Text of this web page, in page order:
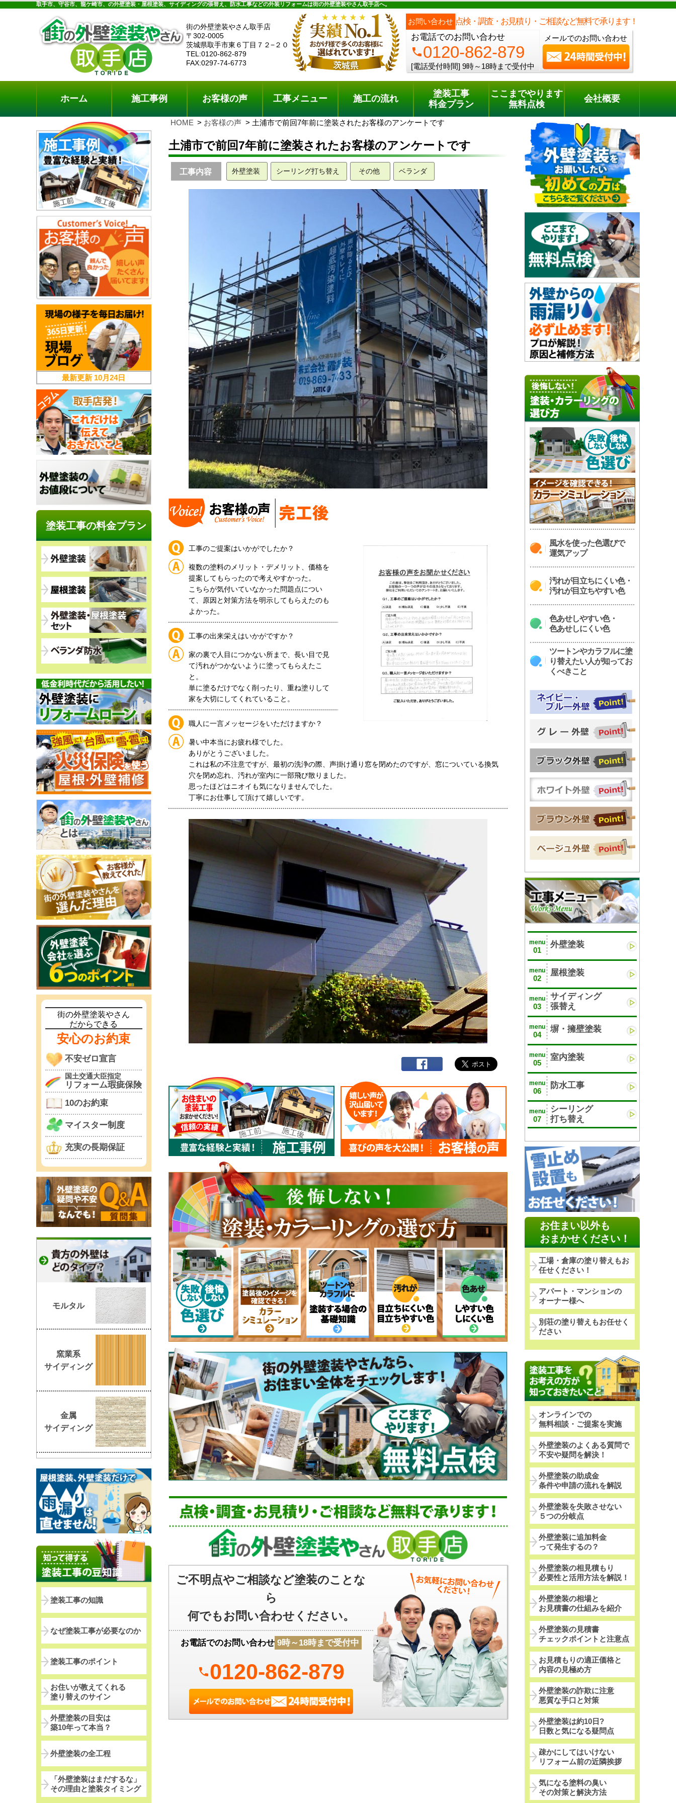
取手市、守谷市、龍ケ崎市、の外壁塗装・屋根塗装、サイディングの張替え、防水工事などの外装リフォームは街の外壁塗装やさん取手店へ。
街の外壁塗装やさん取手店
〒302-0005
茨城県取手市東６丁目７２−２０
TEL:0120-862-879
FAX:0297-74-6773
お問い合わせ 点検・調査・お見積り・ご相談など無料で承ります！
お電話でのお問い合わせ
phone0120-862-879
[電話受付時間] 9時～18時まで受付中
メールでのお問い合わせ
料金プラン 無料点検
電話でのご相談 [9時～18時まで受付中]
phone0120-862-879
ホーム 施工事例 お客様の声 工事メニュー 施工の流れ
塗装工事
料金プラン
ここまでやります
無料点検
会社概要
HOME お客様の声 土浦市で前回7年前に塗装されたお客様のアンケートです
土浦市で前回7年前に塗装されたお客様のアンケートです
工事内容 外壁塗装 シーリング打ち替え その他 ベランダ
工事のご提案はいかがでしたか？
複数の塗料のメリット・デメリット、価格を
提案してもらったので考えやすかった。
こちらが気付いていなかった問題点につい
て、原因と対策方法を明示してもらえたのも
よかった。
工事の出来栄えはいかがですか？
家の裏で人目につかない所まで、長い目で見
て汚れがつかないように塗ってもらえたこ
と。
単に塗るだけでなく削ったり、重ね塗りして
家を大切にしてくれていること。
職人に一言メッセージをいただけますか？
暑い中本当にお疲れ様でした。
ありがとうございました。
これは私の不注意ですが、最初の洗浄の際、声掛け通り窓を閉めたのですが、窓についている換気
穴を閉め忘れ、汚れが室内に一部飛び散りました。
思ったほどはニオイも気になりませんでした。
丁寧にお仕事して頂けて嬉しいです。
ご不明点やご相談など塗装のことな
ら
何でもお問い合わせください。
お電話でのお問い合わせ 9時～18時まで受付中
phone0120-862-879
風水を使った色選びで
運気アップ
汚れが目立ちにくい色・
汚れが目立ちやすい色
色あせしやすい色・
色あせしにくい色
ツートンやカラフルに塗
り替えたい人が知ってお
くべきこと
menu
01
外壁塗装
menu
02
屋根塗装
menu
03
サイディング
張替え
menu
04
塀・擁壁塗装
menu
05
室内塗装
menu
06
防水工事
menu
07
シーリング
打ち替え
お住まい以外も
おまかせください！
工場・倉庫の塗り替えもお
任せください！
アパート・マンションの
オーナー様へ
別荘の塗り替えもお任せく
ださい
オンラインでの
無料相談・ご提案を実施
外壁塗装のよくある質問で
不安や疑問を解決！
外壁塗装の助成金
条件や申請の流れを解説
外壁塗装を失敗させない
５つの分岐点
外壁塗装に追加料金
って発生するの？
外壁塗装の相見積もり
必要性と活用方法を解説！
外壁塗装の相場と
お見積書の仕組みを紹介
外壁塗装の見積書
チェックポイントと注意点
お見積もりの適正価格と
内容の見極め方
外壁塗装の詐欺に注意
悪質な手口と対策
外壁塗装は約10日?
日数と気になる疑問点
疎かにしてはいけない
リフォーム前の近隣挨拶
気になる塗料の臭い
その対策と解決方法
最新更新 10月24日
塗装工事の料金プラン
街の外壁塗装やさん
だからできる
安心のお約束
不安ゼロ宣言
国土交通大臣指定
リフォーム瑕疵保険
10のお約束
マイスター制度
充実の長期保証
モルタル
窯業系
サイディング
金属
サイディング
塗装工事の知識
なぜ塗装工事が必要なのか
塗装工事のポイント
お住いが教えてくれる
塗り替えのサイン
外壁塗装の目安は
築10年って本当？
外壁塗装の全工程
「外壁塗装はまだするな」
その理由と塗装タイミング